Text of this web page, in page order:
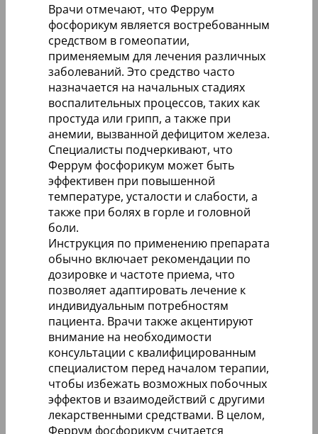
Врачи отмечают, что Феррум
фосфорикум является востребованным
средством в гомеопатии,
применяемым для лечения различных
заболеваний. Это средство часто
назначается на начальных стадиях
воспалительных процессов, таких как
простуда или грипп, а также при
анемии, вызванной дефицитом железа.
Специалисты подчеркивают, что
Феррум фосфорикум может быть
эффективен при повышенной
температуре, усталости и слабости, а
также при болях в горле и головной
боли.
Инструкция по применению препарата
обычно включает рекомендации по
дозировке и частоте приема, что
позволяет адаптировать лечение к
индивидуальным потребностям
пациента. Врачи также акцентируют
внимание на необходимости
консультации с квалифицированным
специалистом перед началом терапии,
чтобы избежать возможных побочных
эффектов и взаимодействий с другими
лекарственными средствами. В целом,
Феррум фосфорикум считается